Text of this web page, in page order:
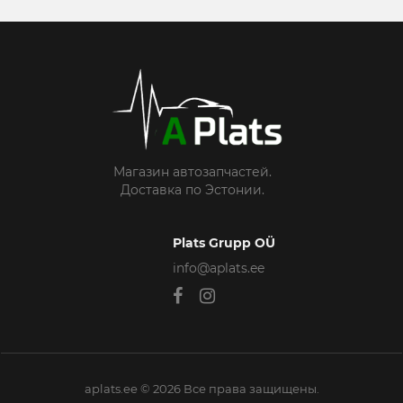
Магазин автозапчастей.
Доставка по Эстонии.
Plats Grupp OÜ
info@aplats.ee
aplats.ee © 2026 Все права защищены.